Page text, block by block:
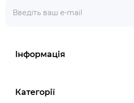
Інформація
Категорії